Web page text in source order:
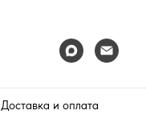
Доставка и оплата